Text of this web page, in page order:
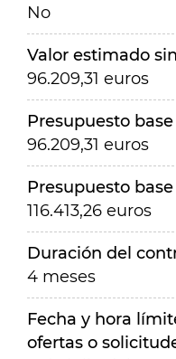
No
Valor estimado
96.209,31 euros
Presupuesto
96.209,31 euros
Presupuesto
116.413,26 euros
Duración del
4 meses
Fecha y hora
ofertas o